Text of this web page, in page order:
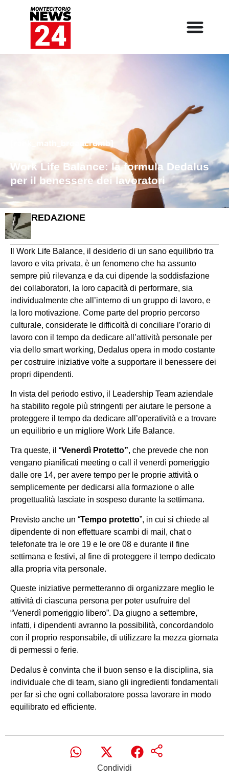
[rank_math_breadcrumb]
Work Life Balance: la formula Dedalus
per il benessere dei lavoratori
REDAZIONE
Il Work Life Balance, il desiderio di un sano equilibrio tra
lavoro e vita privata, è un fenomeno che ha assunto
sempre più rilevanza e da cui dipende la soddisfazione
dei collaboratori, la loro capacità di performare, sia
individualmente che all’interno di un gruppo di lavoro, e
la loro motivazione. Come parte del proprio percorso
culturale, considerate le difficoltà di conciliare l’orario di
lavoro con il tempo da dedicare all’attività personale per
via dello smart working, Dedalus opera in modo costante
per costruire iniziative volte a supportare il benessere dei
propri dipendenti.
In vista del periodo estivo, il Leadership Team aziendale
ha stabilito regole più stringenti per aiutare le persone a
proteggere il tempo da dedicare all’operatività e a trovare
un equilibrio e un migliore Work Life Balance.
Tra queste, il “Venerdì Protetto”, che prevede che non
vengano pianificati meeting o call il venerdì pomeriggio
dalle ore 14, per avere tempo per le proprie attività o
semplicemente per dedicarsi alla formazione o alle
progettualità lasciate in sospeso durante la settimana.
Previsto anche un “Tempo protetto”, in cui si chiede al
dipendente di non effettuare scambi di mail, chat o
telefonate tra le ore 19 e le ore 08 e durante il fine
settimana e festivi, al fine di proteggere il tempo dedicato
alla propria vita personale.
Queste iniziative permetteranno di organizzare meglio le
attività di ciascuna persona per poter usufruire del
“Venerdì pomeriggio libero”. Da giugno a settembre,
infatti, i dipendenti avranno la possibilità, concordandolo
con il proprio responsabile, di utilizzare la mezza giornata
di permessi o ferie.
Dedalus è convinta che il buon senso e la disciplina, sia
individuale che di team, siano gli ingredienti fondamentali
per far sì che ogni collaboratore possa lavorare in modo
equilibrato ed efficiente.
Condividi